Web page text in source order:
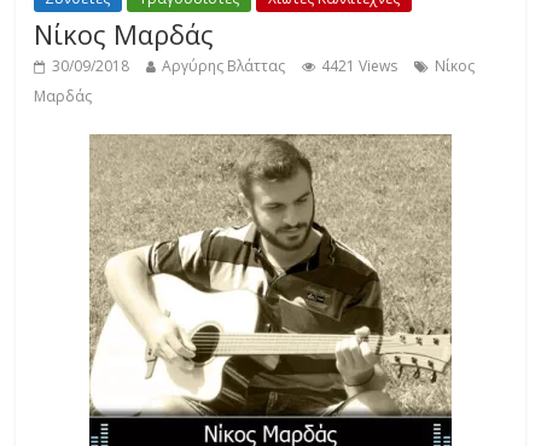
Νίκος Μαρδάς
30/09/2018 Αργύρης Βλάττας 4421 Views
Νίκος
Μαρδάς